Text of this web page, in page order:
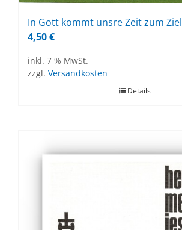
In Gott kommt uns­re Zeit zum Ziel
4,50€
inkl. 7 % MwSt.
zzgl. Versandkosten
Details